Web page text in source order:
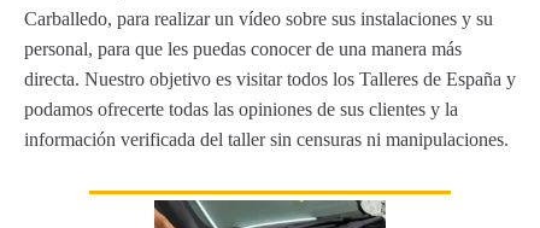
Carballedo, para realizar un vídeo sobre sus instalaciones y su
personal, para que les puedas conocer de una manera más
directa. Nuestro objetivo es visitar todos los Talleres de España y
podamos ofrecerte todas las opiniones de sus clientes y la
información verificada del taller sin censuras ni manipulaciones.